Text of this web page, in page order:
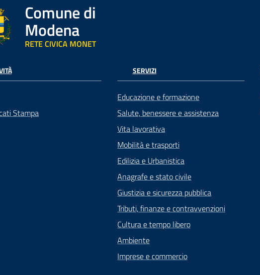
Comune di
Modena
RETE CIVICA MONET
Stampa
SERVIZI
Educazione e formazione
Salute, benessere e assistenza
Vita lavorativa
Mobilità e trasporti
Edilizia e Urbanistica
Anagrafe e stato civile
Giustizia e sicurezza pubblica
Tributi, finanze e contravvenzioni
Cultura e tempo libero
Ambiente
Imprese e commercio